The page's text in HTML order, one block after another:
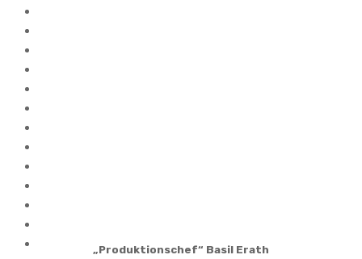
„Produktionschef“ Basil Erath